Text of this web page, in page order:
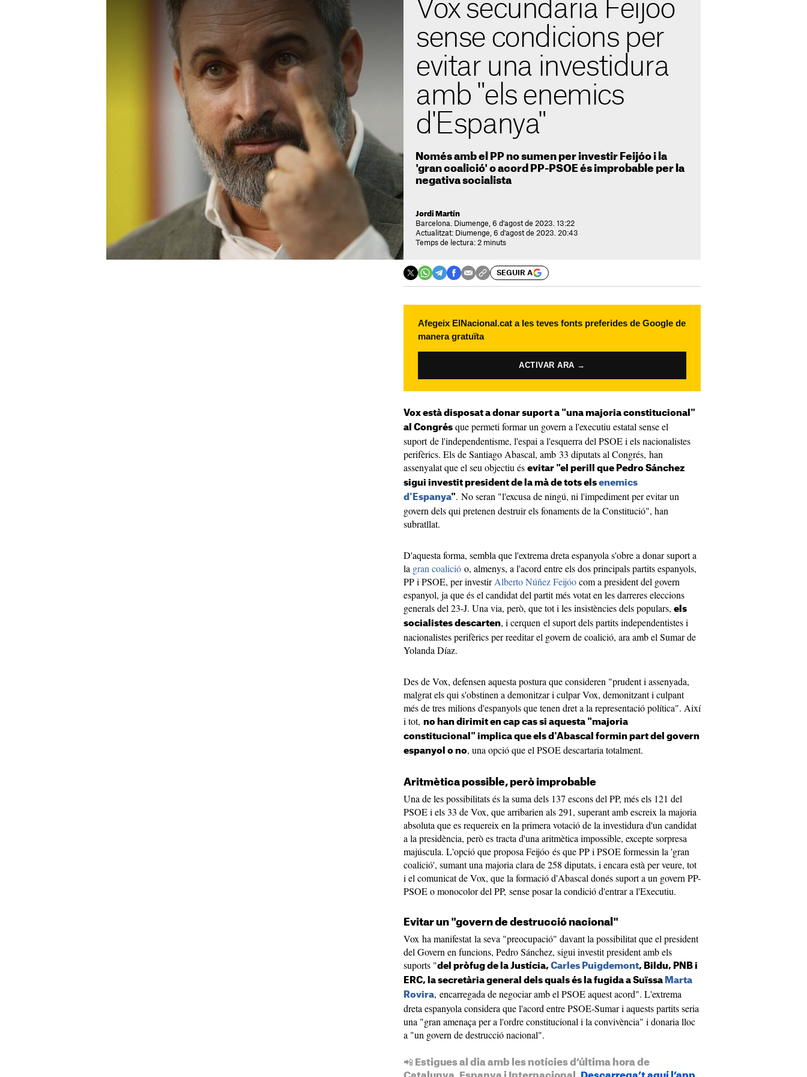
Vox secundaria Feijóo
sense condicions per
evitar una investidura
amb "els enemics
d'Espanya"
Només amb el PP no sumen per investir Feijóo i la
'gran coalició' o acord PP-PSOE és improbable per la
negativa socialista
Jordi Martín
Barcelona. Diumenge, 6 d'agost de 2023. 13:22
Actualitzat: Diumenge, 6 d'agost de 2023. 20:43
Temps de lectura: 2 minuts
SEGUIR A
Afegeix ElNacional.cat a les teves fonts preferides de Google de
manera gratuïta
ACTIVAR ARA →
Vox està disposat a donar suport a "una majoria constitucional"
al Congrés que permeti formar un govern a l'executiu estatal sense el
suport de l'independentisme, l'espai a l'esquerra del PSOE i els nacionalistes
perifèrics. Els de Santiago Abascal, amb 33 diputats al Congrés, han
assenyalat que el seu objectiu és evitar "el perill que Pedro Sánchez
sigui investit president de la mà de tots els enemics
d'Espanya". No seran "l'excusa de ningú, ni l'impediment per evitar un
govern dels qui pretenen destruir els fonaments de la Constitució", han
subratllat.
D'aquesta forma, sembla que l'extrema dreta espanyola s'obre a donar suport a
la gran coalició o, almenys, a l'acord entre els dos principals partits espanyols,
PP i PSOE, per investirAlberto Núñez Feijóocom a president del govern
espanyol, ja que és el candidat del partit més votat en les darreres eleccions
generals del 23-J. Una via, però, que tot i les insistències dels populars, els
socialistes descarten, i cerquen el suport dels partits independentistes i
nacionalistes perifèrics per reeditar el govern de coalició, ara amb el Sumar de
Yolanda Díaz.
Des de Vox, defensen aquesta postura que consideren "prudent i assenyada,
malgrat els qui s'obstinen a demonitzar i culpar Vox, demonitzant i culpant
més de tres milions d'espanyols que tenen dret a la representació política". Així
i tot, no han dirimit en cap cas si aquesta "majoria
constitucional" implica que els d'Abascal formin part del govern
espanyol o no, una opció que el PSOE descartaria totalment.
Aritmètica possible, però improbable
Una de les possibilitats és la suma dels 137 escons del PP, més els 121 del
PSOE i els 33 de Vox, que arribarien als 291, superant amb escreix la majoria
absoluta que es requereix en la primera votació de la investidura d'un candidat
a la presidència, però es tracta d'una aritmètica impossible, excepte sorpresa
majúscula. L'opció que proposa Feijóo és que PP i PSOE formessin la 'gran
coalició', sumant una majoria clara de 258 diputats, i encara està per veure, tot
i el comunicat de Vox, que la formació d'Abascal donés suport a un govern PP-
PSOE o monocolor del PP, sense posar la condició d'entrar a l'Executiu.
Evitar un "govern de destrucció nacional"
Vox ha manifestat la seva "preocupació" davant la possibilitat que el president
del Govern en funcions, Pedro Sánchez, sigui investit president amb els
suports "del pròfug de la Justícia, Carles Puigdemont, Bildu, PNB i
ERC, la secretària general dels quals és la fugida a Suïssa Marta
Rovira, encarregada de negociar amb el PSOE aquest acord". L'extrema
dreta espanyola considera que l'acord entre PSOE-Sumar i aquests partits seria
una "gran amenaça per a l'ordre constitucional i la convivència" i donaria lloc
a "un govern de destrucció nacional".
📲 Estigues al dia amb les notícies d’última hora de